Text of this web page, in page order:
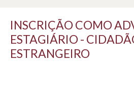
INSCRIÇÃO COMO
ESTAGIÁRIO -
ESTRANGEIRO